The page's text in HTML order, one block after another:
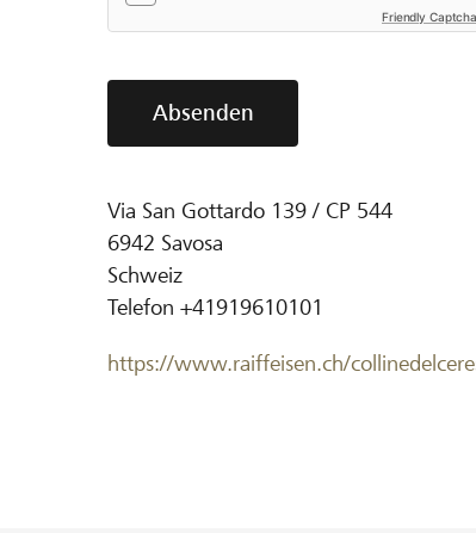
Friendly Captcha
Absenden
Via San Gottardo 139 / CP 544
6942 Savosa
Schweiz
Telefon +41919610101
https://www.raiffeisen.ch/